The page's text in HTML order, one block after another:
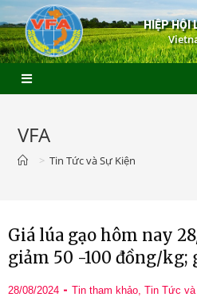
HIỆP HỘI
VFA
> Tin Tức và Sự Kiện
Giá lúa gạo hôm nay
giảm 50 -100 đồng/kg;
28/08/2024 Tin tham khảo, Tin Tức